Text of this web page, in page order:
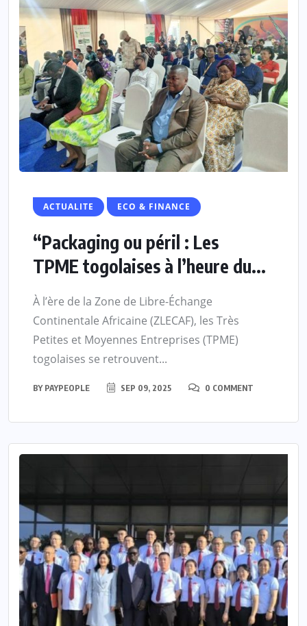
ACTUALITE ECO & FINANCE
“Packaging ou péril : Les
TPME togolaises à l’heure du...
À l’ère de la Zone de Libre-Échange
Continentale Africaine (ZLECAF), les Très
Petites et Moyennes Entreprises (TPME)
togolaises se retrouvent...
BY PAYPEOPLE SEP 09, 2025 0 COMMENT